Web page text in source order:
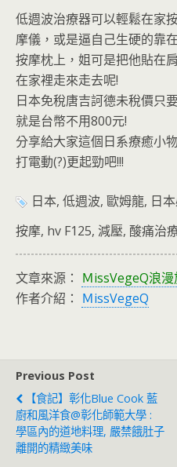
低週波治療器可以輕鬆在家
摩儀，或是逼自己生硬的靠在
按摩枕上，姐可是把他貼在
在家裡走來走去呢!
日本免稅唐吉訶德未稅價只
就是台幣不用800元!
分享給大家這個日系療癒小
打電動(?)更起勁吧!!!
日本, 低週波, 歐姆龍, 日
按摩, hv F125, 減壓, 酸痛治
文章來源： ＭissVegeQ浪
作者介紹： ＭissVegeQ
Previous Post
【食記】彰化Blue Cook 藍
廚和風洋食@彰化師範大學 :
學區內的道地料理, 嚴禁餓肚子
離開的精緻美味